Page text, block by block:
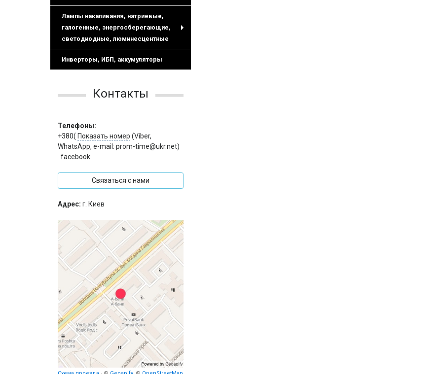
Лампы накаливания, натриевые,
галогенные, энергосберегающие,
светодиодные, люминесцентные
Инверторы, ИБП, аккумуляторы
Контакты
Телефоны:
+380( Показать номер (Viber,
WhatsApp, e-mail: prom-time@ukr.net)
facebook
Связаться с нами
Адрес: г. Киев